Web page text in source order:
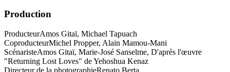
Production
ProducteurAmos Gitaï, Michael Tapuach
CoproducteurMichel Propper, Alain Mamou-Mani
ScénaristeAmos Gitaï, Marie-José Sanselme, D'après l'œuvre
"Returning Lost Loves" de Yehoshua Kenaz
Directeur de la photographieRenato Berta